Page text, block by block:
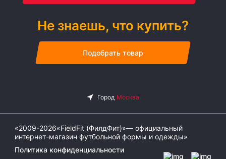
Не знаешь, что купить?
Подобрать товар
«2009-2026«FieldFit (ФилдФит)»— официальный
интернет-магазин футбольной формы и одежды»
Политика конфиденциальности